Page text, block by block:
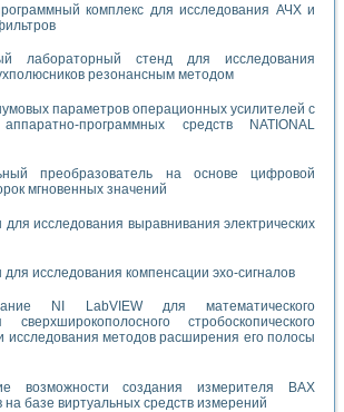
комплекс для исследования АЧХ и
лабораторный стенд для исследования
резонансным методом
параметров операционных усилителей с
программных средств NATIONAL
преобразователь на основе цифровой
мгновенных значений
исследования выравнивания электрических
исследования компенсации эхо-сигналов
NI LabVIEW для математического
сверхширокополосного стробоскопического
исследования методов расширения его полосы
возможности создания измерителя ВАХ
базе виртуальных средств измерений